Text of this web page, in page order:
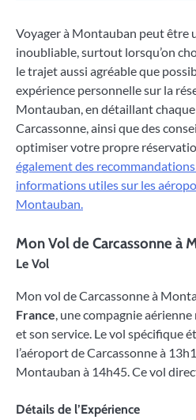
Voyager à Montauban peut être
inoubliable, surtout lorsqu’on
le trajet aussi agréable que
expérience personnelle sur la
Montauban, en détaillant
Carcassonne, ainsi que des
optimiser votre propre
également des
informations utiles sur les
Montauban.
Mon Vol de Carcassonne à
Le Vol
Mon vol de Carcassonne à
France , une compagnie
et son service. Le vol spécifique
l’aéroport de Carcassonne à
Montauban à 14h45. Ce vol
Détails de l’Expérience